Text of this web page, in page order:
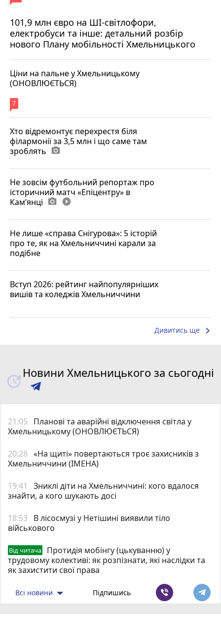
101,9 млн євро на ШІ-світлофори,
електробуси та інше: детальний розбір
нового Плану мобільності Хмельницького
Ціни на пальне у Хмельницькому
(ОНОВЛЮЄТЬСЯ)
7
Хто відремонтує перехрестя біля
філармонії за 3,5 млн і що саме там
зроблять photo_camera
Не зовсім футбольний репортаж про
історичний матч «Епіцентру» в
Камʼянці photo_camera play_circle_filled
Не лише «справа Снігурова»: 5 історій
про те, як на Хмельниччині карали за
подібне
Вступ 2026: рейтинг найпопулярніших
вишів та коледжів Хмельниччини
Дивитись ще keyboard_arrow_right
Новини Хмельницького за сьогодні
21:05
Планові та аварійні відключення світла у
Хмельницькому (ОНОВЛЮЄТЬСЯ)
20:28 «На щиті» повертаються троє захисників з
Хмельниччини (ІМЕНА)
19:41
Зниклі діти на Хмельниччині: кого вдалося
знайти, а кого шукають досі
18:53
В лісосмузі у Нетішині виявили тіло
військового
Від читача
Протидія мобінгу (цькуванню) у
трудовому колективі: як розпізнати, які наслідки та
як захистити свої права
Всі новини Підпишись